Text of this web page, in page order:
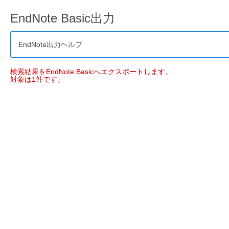
EndNote Basic出力
EndNote出力ヘルプ
検索結果をEndNote Basicへエクスポートします。
対象は1件です。